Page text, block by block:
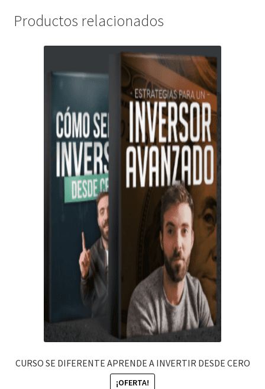
Productos relacionados
CURSO SE DIFERENTE APRENDE A INVERTIR DESDE CERO
¡OFERTA!